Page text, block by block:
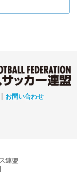
お問い合わせ
連盟